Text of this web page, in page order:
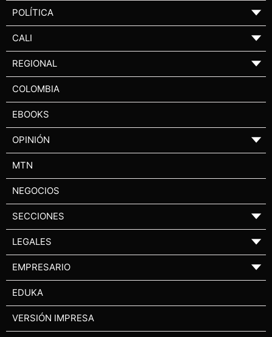
POLÍTICA ▼
CALI ▼
REGIONAL ▼
COLOMBIA
EBOOKS
OPINIÓN ▼
MTN
NEGOCIOS
SECCIONES ▼
LEGALES ▼
EMPRESARIO ▼
EDUKA
VERSIÓN IMPRESA